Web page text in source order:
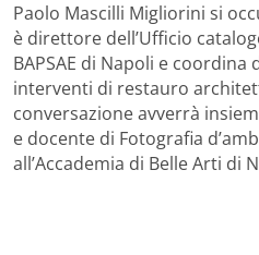
Paolo Mascilli Migliorini si
è direttore dell’Ufficio
BAPSAE di Napoli e coordina
interventi di restauro
conversazione avverrà
e docente di Fotografia
all’Accademia di Belle Arti di